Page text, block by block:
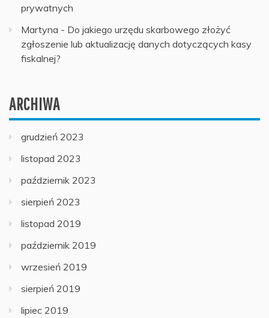
prywatnych
Martyna - Do jakiego urzędu skarbowego złożyć
zgłoszenie lub aktualizację danych dotyczących kasy
fiskalnej?
ARCHIWA
grudzień 2023
listopad 2023
październik 2023
sierpień 2023
listopad 2019
październik 2019
wrzesień 2019
sierpień 2019
lipiec 2019